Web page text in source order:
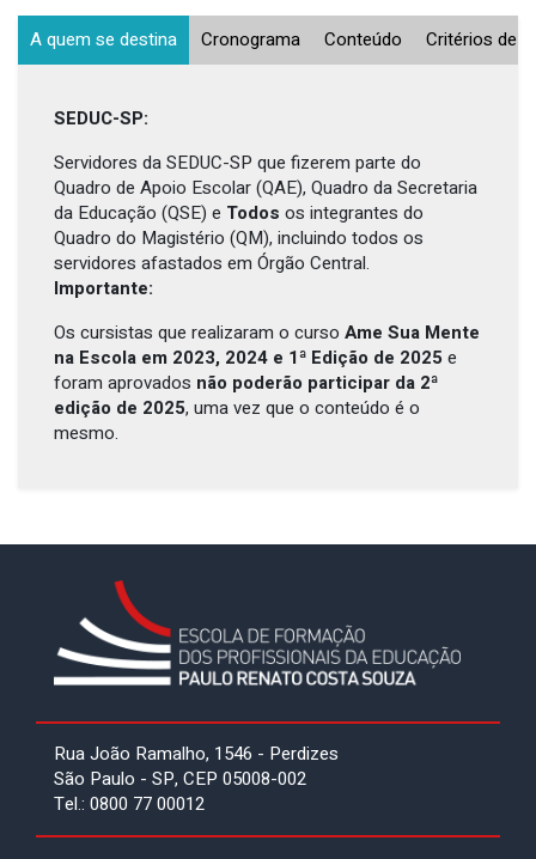
A quem se destina Cronograma Conteúdo Critérios de
SEDUC-SP:
Servidores da SEDUC-SP que fizerem parte do
Quadro de Apoio Escolar (QAE), Quadro da Secretaria
da Educação (QSE) e Todos os integrantes do
Quadro do Magistério (QM), incluindo todos os
servidores afastados em Órgão Central.
Importante:
Os cursistas que realizaram o curso Ame Sua Mente
na Escola em 2023, 2024 e 1ª Edição de 2025 e
foram aprovados não poderão participar da 2ª
edição de 2025, uma vez que o conteúdo é o
mesmo.
Rua João Ramalho, 1546 - Perdizes
São Paulo - SP, CEP 05008-002
Tel.: 0800 77 00012